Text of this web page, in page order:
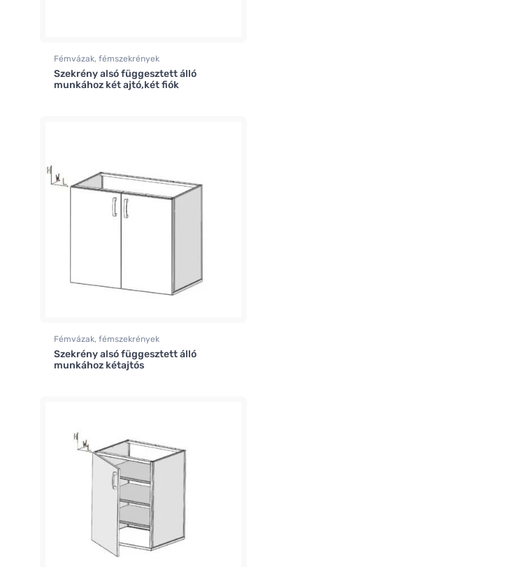
Fémvázak, fémszekrények
Szekrény alsó függesztett álló
munkához két ajtó,két fiók
Fémvázak, fémszekrények
Szekrény alsó függesztett álló
munkához kétajtós